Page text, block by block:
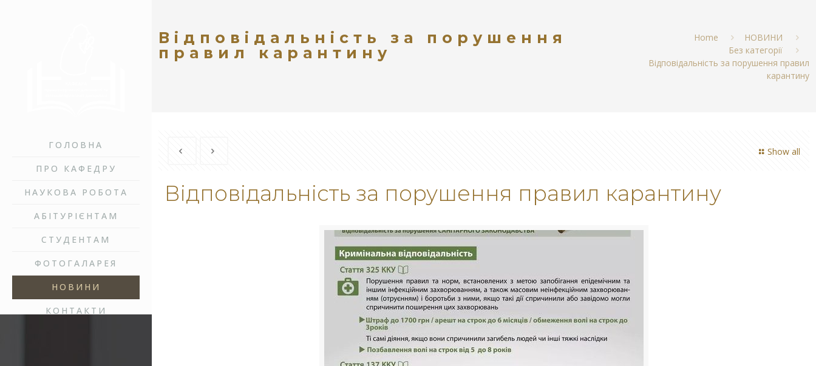
ГОЛОВНА
ПРО КАФЕДРУ
НАУКОВА РОБОТА
АБІТУРІЄНТАМ
СТУДЕНТАМ
ФОТОГАЛАРЕЯ
НОВИНИ
КОНТАКТИ
Відповідальність за порушення
правил карантину
Home
НОВИНИ
Без категорії
Відповідальність за порушення правил
карантину
Show all
Відповідальність за порушення правил карантину